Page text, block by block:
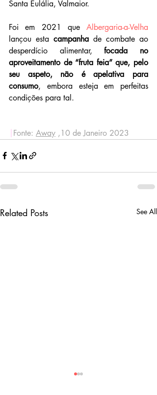
Santa Eulália, Valmaior.
Foi em 2021 que Albergaria-a-Velha
lançou esta campanha de combate ao
desperdício alimentar, focada no
aproveitamento de “fruta feia” que, pelo
seu aspeto, não é apelativa para
consumo, embora esteja em perfeitas
condições para tal.
Fonte: Away ,10 de Janeiro 2023
Related Posts See All